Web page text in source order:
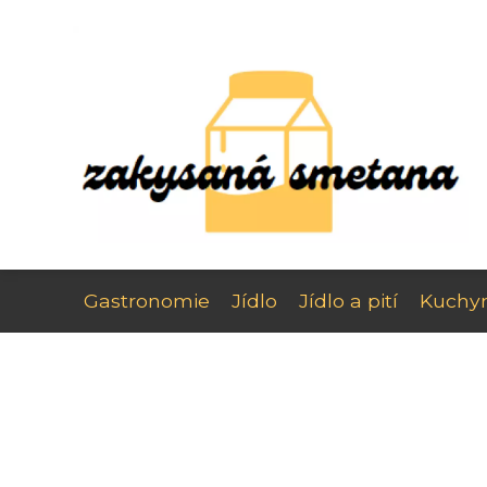
Gastronomie Jídlo Jídlo a pití